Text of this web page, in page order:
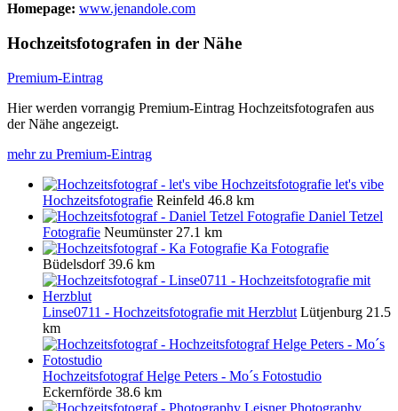
Homepage: www.jenandole.com
Hochzeitsfotografen in der Nähe
Premium-Eintrag
Hier werden vorrangig Premium-Eintrag Hochzeitsfotografen aus
der Nähe angezeigt.
mehr zu Premium-Eintrag
let's vibe
Hochzeitsfotografie Reinfeld 46.8 km
Daniel Tetzel
Fotografie Neumünster 27.1 km
Ka Fotografie
Büdelsdorf 39.6 km
Linse0711 - Hochzeitsfotografie mit Herzblut Lütjenburg 21.5
km
Hochzeitsfotograf Helge Peters - Mo´s Fotostudio
Eckernförde 38.6 km
Photography